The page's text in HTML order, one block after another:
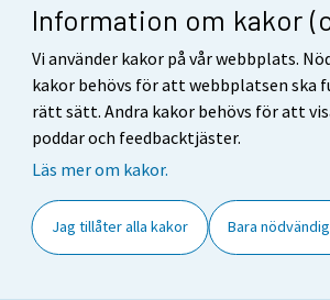
Information om kakor
Vi använder kakor på vår webbplats.
kakor behövs för att webbplatsen ska
rätt sätt. Andra kakor behövs för att
poddar och feedbacktjäster.
Läs mer om kakor.
Jag tillåter alla kakor Bara
Respons
Användarvillkor
Dataskydd
Tillgänglighet
Cookie-inställningar